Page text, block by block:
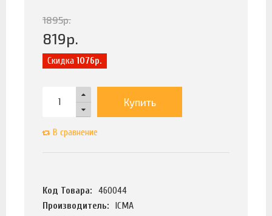
1895р.
819р.
Скидка 1076р.
Купить
В сравнение
Код Товара:
460044
Производитель:
ICMA